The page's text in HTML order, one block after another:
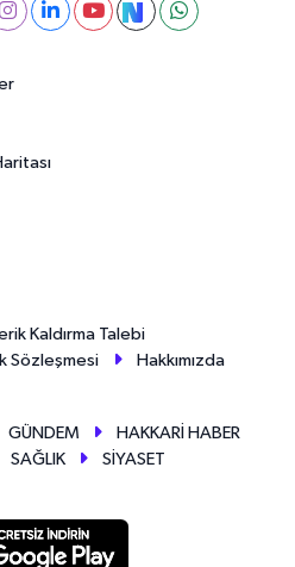
Kaldırma Talebi
Sözleşmesi
Hakkımızda
GÜNDEM
HAKKARİ HABER
SAĞLIK
SİYASET